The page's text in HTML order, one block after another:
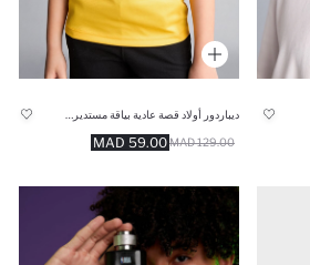
ديباردور أولاد قصة عادية بياقة مستديرة من NBA لوس أنجلوس ليكرز
59.00 MAD 129.00 MAD